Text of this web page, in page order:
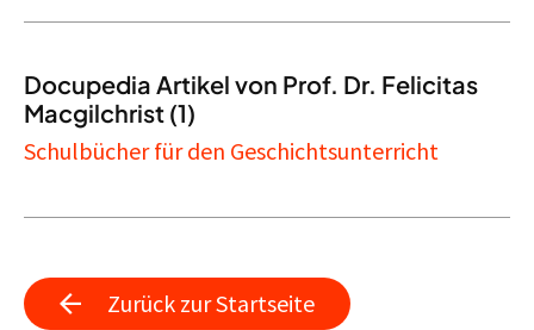
Docupedia Artikel von Prof. Dr. Felicitas
Macgilchrist (1)
Schulbücher für den Geschichtsunterricht
Zurück zur Startseite